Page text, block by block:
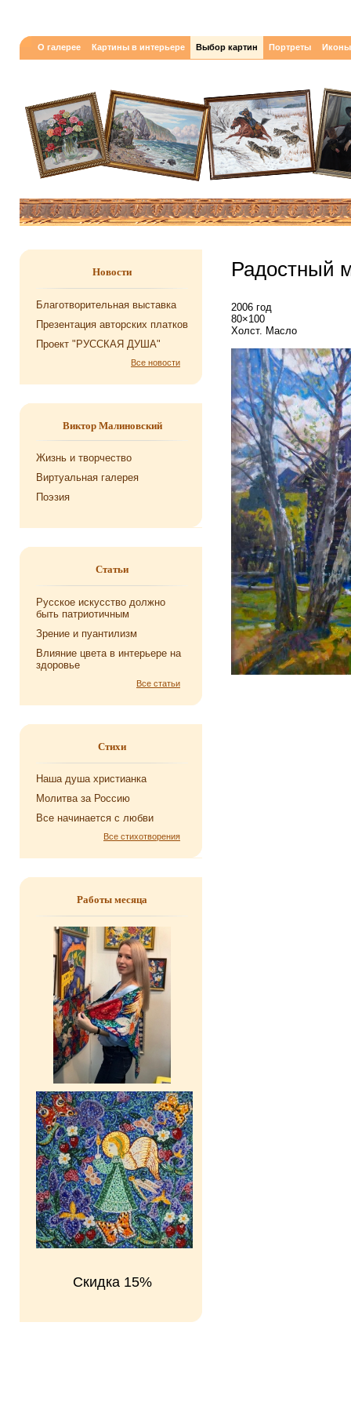
О галерее Картины в интерьере Выбор картин Портреты Иконы
Новости
Благотворительная выставка
Презентация авторских платков
Проект "РУССКАЯ ДУША"
Все новости
Виктор Малиновский
Жизнь и творчество
Виртуальная галерея
Поэзия
Статьи
Русское искусство должно
быть патриотичным
Зрение и пуантилизм
Влияние цвета в интерьере на
здоровье
Все статьи
Стихи
Наша душа хри­сти­ан­ка
Мо­лит­ва за Рос­сию
Все на­чи­на­ет­ся с любви
Все стихотворения
Работы месяца
Скидка 15%
Радостный
2006 год
80×100
Холст. Масло